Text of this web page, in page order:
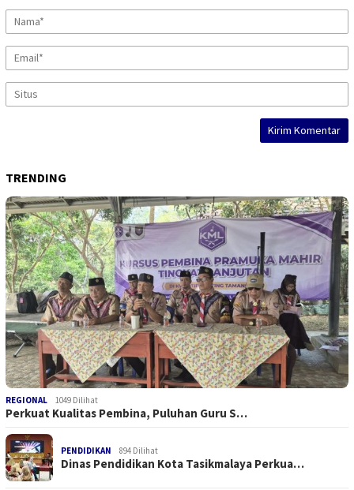
TRENDING
REGIONAL 1049 Dilihat
Perkuat Kualitas Pembina, Puluhan Guru S…
PENDIDIKAN 894 Dilihat
Dinas Pendidikan Kota Tasikmalaya Perkua…